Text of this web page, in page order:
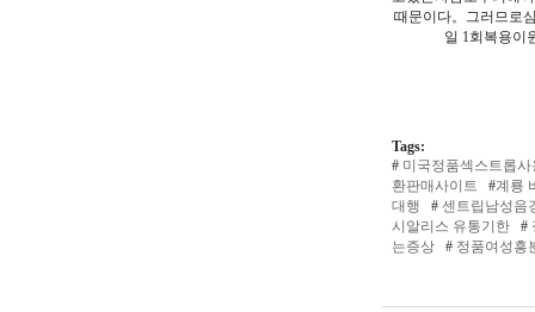
때문이다。그러므로
일 1회복용이
Tags:
# 미국정품섹스트롭사
환판매사이트
#계룡
대행
# 센트립남성음
시알리스 유통기한 #
는증상 # 정품여성흥